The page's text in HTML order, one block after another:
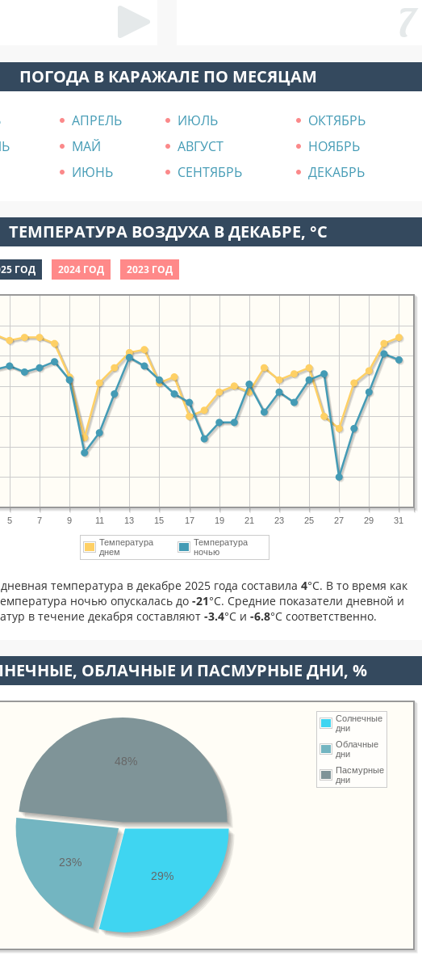
ПОГОДА В КАРАЖАЛЕ ПО МЕСЯЦАМ
АПРЕЛЬ ИЮЛЬ
ОКТЯБРЬ
МАЙ АВГУСТ
НОЯБРЬ
ИЮНЬ СЕНТЯБРЬ ДЕКАБРЬ
ТЕМПЕРАТУРА ВОЗДУХА В ДЕКАБРЕ, °C
ГОД 2024 ГОД 2023 ГОД
5 7 9 11 13 15 17 19 21 23 25 27 29 31
Температура
днем
Температура
ночью
температура в декабре 2025 года составила 4°С. В то время как
ночью опускалась до -21°C. Средние показатели дневной и
в течение декабря составляют -3.4°С и -6.8°С соответственно.
ОБЛАЧНЫЕ И ПАСМУРНЫЕ ДНИ, %
Солнечные
дни
Облачные
дни
Пасмурные
дни
29%
23%
48%